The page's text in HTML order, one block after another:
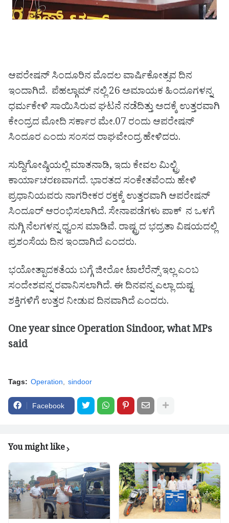
ಆಪರೇಷನ್ ಸಿಂದೂರಿನ ಮೊದಲ ವಾರ್ಷಿಕೋತ್ಸವ ದಿನ
ಇಂದಾಗಿದೆ. ಪೆಹಲ್ಗಾಮ್ ನಲ್ಲಿ 26 ಅಮಾಯಕ ಹಿಂದೂಗಳನ್ನ
ಧರ್ಮಕೇಳಿ ಸಾಯಿಸಿರುವ ಘಟನೆ ನಡೆದಿತ್ತು ಅದಕ್ಕೆ ಉತ್ತರವಾಗಿ
ಕೇಂದ್ರದ ಮೋದಿ ಸರ್ಕಾರ ಮೇ.07 ರಂದು ಆಪರೇಷನ್
ಸಿಂದೂರ ಎಂದು ಸಂಸದ ರಾಘವೇಂದ್ರ ಹೇಳಿದರು.
ಸುದ್ದಿಗೋಷ್ಠಿಯಲ್ಲಿ ಮಾತನಾಡಿ, ಇದು ಕೇವಲ ಮಿಲ್ಟ್ರಿ
ಕಾರ್ಯಾಚರಣವಾಗದೆ. ಭಾರತದ ಸಂಕೇತವೆಂದು ಹೇಳಿ
ಪ್ರಧಾನಿಯವರು ನಾಗರೀಕರ ರಕ್ತಕ್ಕೆ ಉತ್ತರವಾಗಿ ಆಪರೇಷನ್
ಸಿಂದೂರ್ ಆರಂಭಿಸಲಾಗಿದೆ. ಸೇನಾಪಡೆಗಳು ಪಾಕ್ ನ ಒಳಗೆ
ನುಗ್ಗಿ ನೆಲಗಳನ್ನ ಧ್ವಂಸ ಮಾಡಿವೆ. ರಾಷ್ಟ್ರದ ಭದ್ರತಾ ವಿಷಯದಲ್ಲಿ
ಪ್ರಶಂಸೆಯ ದಿನ ಇಂದಾಗಿದೆ ಎಂದರು.
ಭಯೋತ್ಪಾದಕತೆಯ ಬಗ್ಗೆ ಜೀರೋ ಟಾಲೆರೆನ್ಸ್ ಇಲ್ಲ ಎಂಬ
ಸಂದೇಶವನ್ನ ರವಾನಿಸಲಾಗಿದೆ. ಈ ದಿನವನ್ನ ಎಲ್ಲಾ ದುಷ್ಟ
ಶಕ್ತಿಗಳಿಗೆ ಉತ್ತರ ನೀಡುವ ದಿನವಾಗಿದೆ ಎಂದರು.
One year since Operation Sindoor, what MPs
said
Tags: Operation sindoor
Facebook
You might like